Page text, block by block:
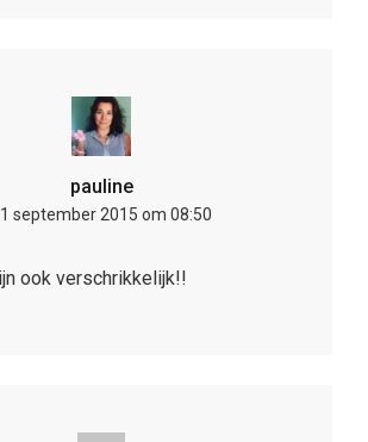
pauline
september 2015 om 08:50
ook verschrikkelijk!!